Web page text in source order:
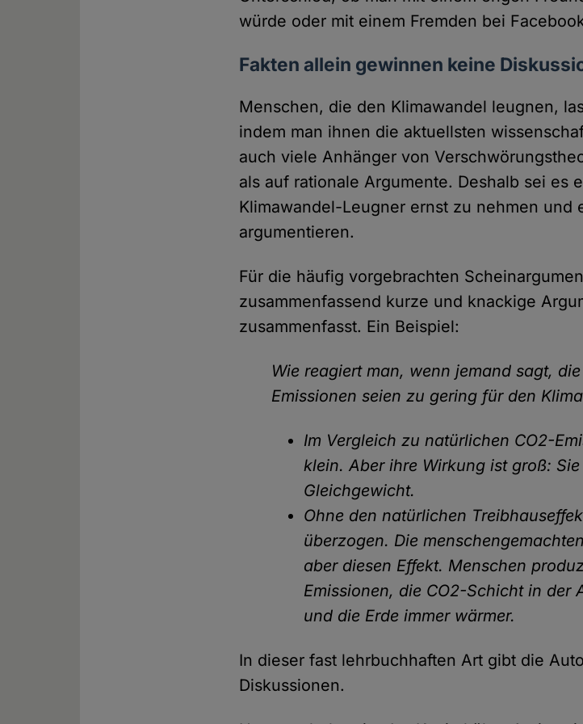
würde oder mit einem Fremden bei
Fakten allein gewinnen keine
Menschen, die den Klimawandel leugnen,
indem man ihnen die aktuellsten
auch viele Anhänger von
als auf rationale Argumente. Deshalb sei es
Klimawandel-Leugner ernst zu nehmen und
argumentieren.
Für die häufig vorgebrachten
zusammenfassend kurze und knackige
zusammenfasst. Ein Beispiel:
Wie reagiert man, wenn jemand sagt,
Emissionen seien zu gering für den
Im Vergleich zu natürlichen CO2-
klein. Aber ihre Wirkung ist groß:
Gleichgewicht.
Ohne den natürlichen
überzogen. Die
aber diesen Effekt. Menschen
Emissionen, die CO2-Schicht in der
und die Erde immer wärmer.
In dieser fast lehrbuchhaften Art gibt die
Diskussionen.